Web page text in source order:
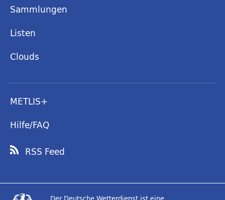
Sammlungen
Listen
Clouds
METLIS+
Hilfe/FAQ
RSS Feed